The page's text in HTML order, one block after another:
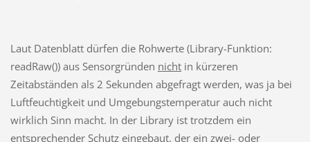
Laut Datenblatt dürfen die Rohwerte (Library-Funktion:
readRaw()) aus Sensorgründen nichtin kürzeren
Zeitabständen als 2 Sekunden abgefragt werden, was ja bei
Luftfeuchtigkeit und Umgebungstemperatur auch nicht
wirklich Sinn macht. In der Library ist trotzdem ein
entsprechender Schutz eingebaut, der ein zwei- oder